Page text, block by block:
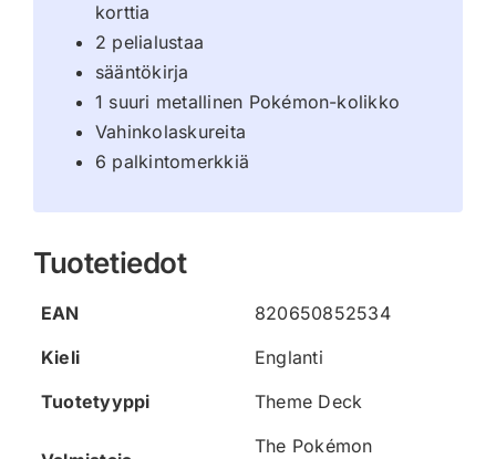
korttia
2 pelialustaa
sääntökirja
1 suuri metallinen Pokémon-kolikko
Vahinkolaskureita
6 palkintomerkkiä
Tuotetiedot
EAN
820650852534
Kieli
Englanti
Tuotetyyppi
Theme Deck
The Pokémon